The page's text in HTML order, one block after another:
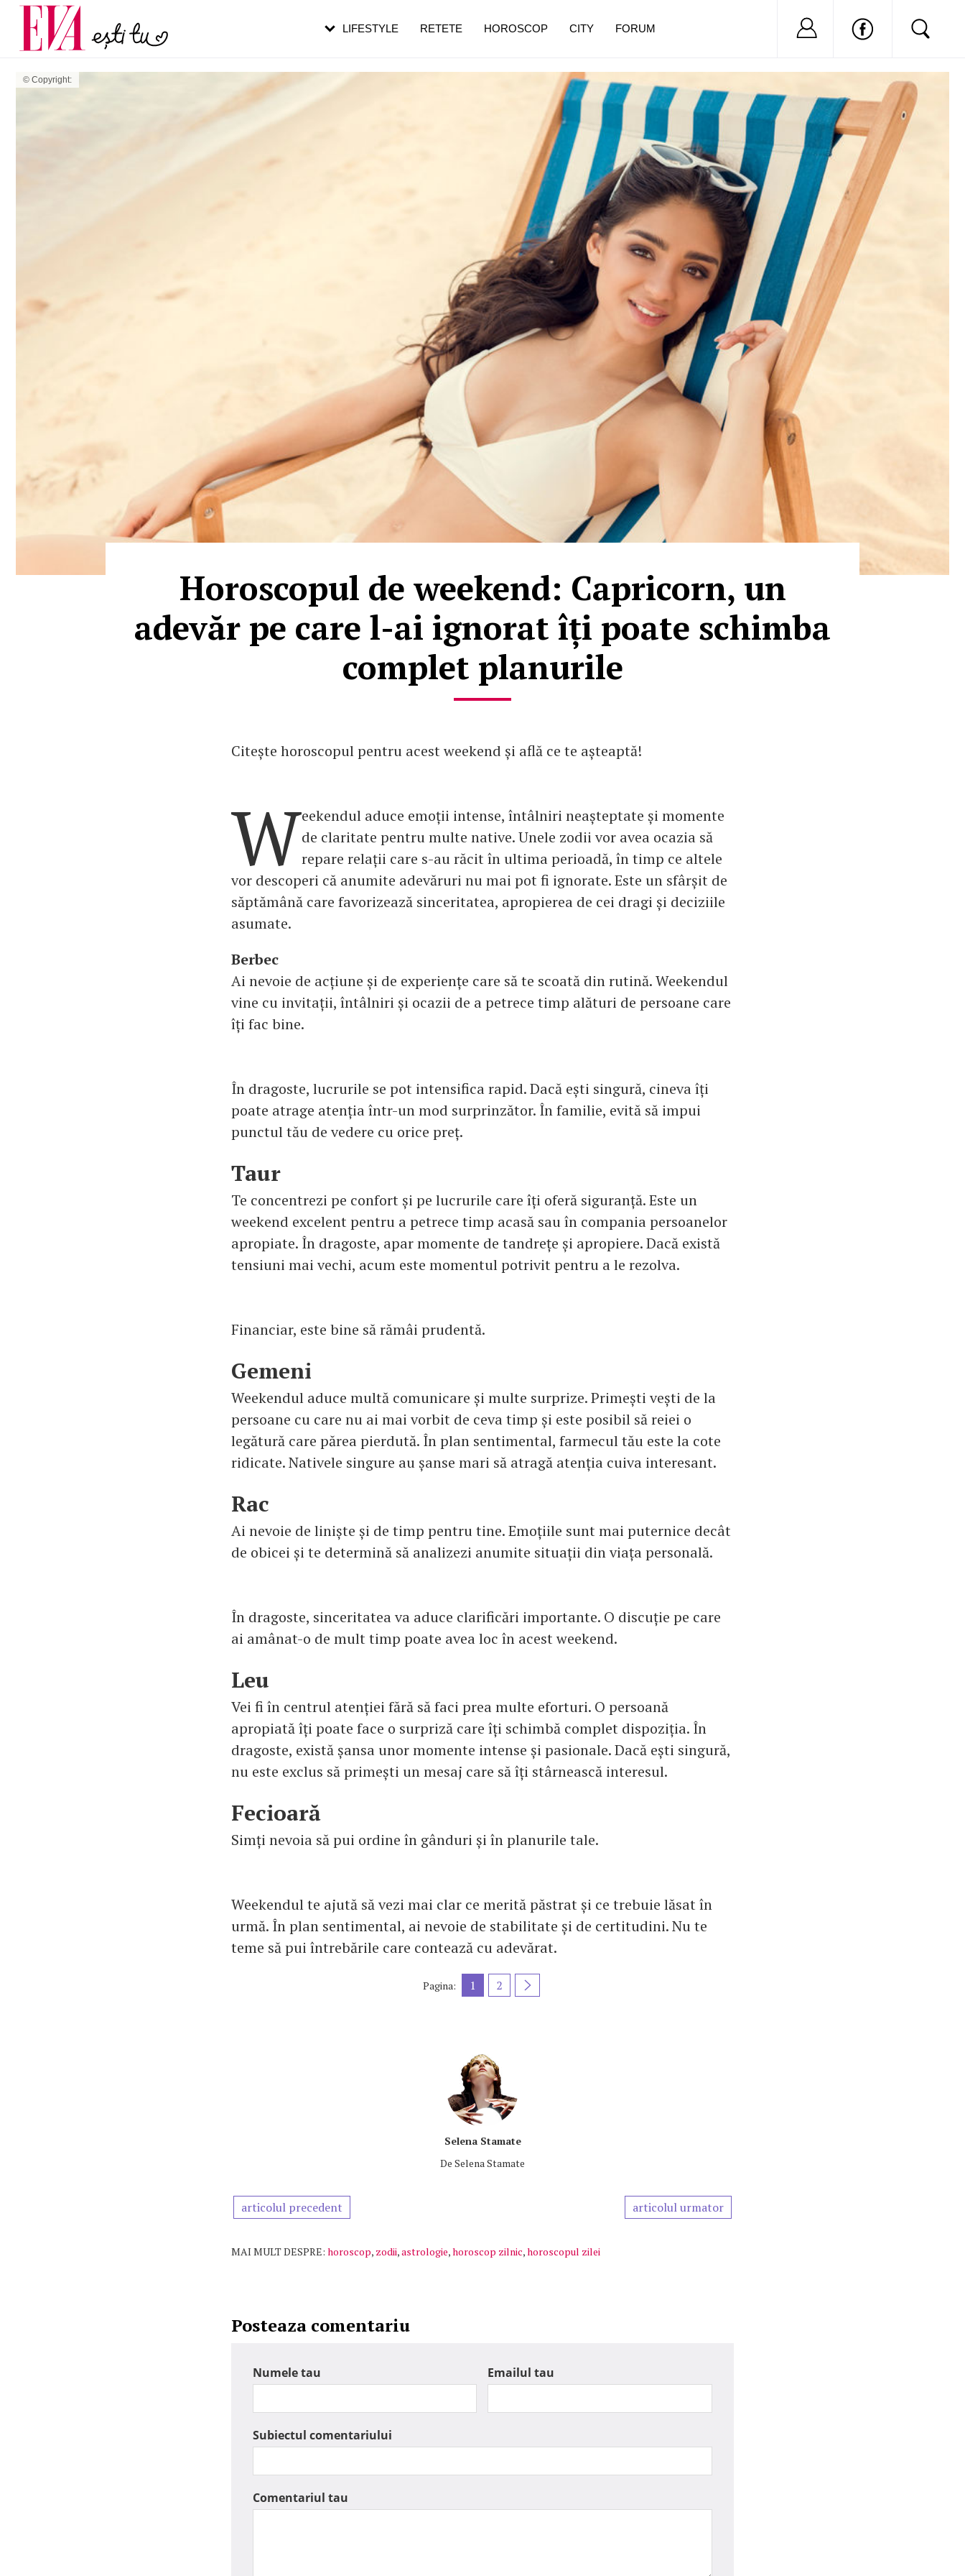
© Copyright:
Horoscopul de weekend: Capricorn, un
adevăr pe care l-ai ignorat îți poate schimba
complet planurile
Citește horoscopul pentru acest weekend și află ce te așteaptă!
Weekendul aduce emoții intense, întâlniri neașteptate și momente
de claritate pentru multe native. Unele zodii vor avea ocazia să
repare relații care s-au răcit în ultima perioadă, în timp ce altele
vor descoperi că anumite adevăruri nu mai pot fi ignorate. Este un sfârșit de
săptămână care favorizează sinceritatea, apropierea de cei dragi și deciziile
asumate.
Berbec
Ai nevoie de acțiune și de experiențe care să te scoată din rutină. Weekendul
vine cu invitații, întâlniri și ocazii de a petrece timp alături de persoane care
îți fac bine.
În dragoste, lucrurile se pot intensifica rapid. Dacă ești singură, cineva îți
poate atrage atenția într-un mod surprinzător. În familie, evită să impui
punctul tău de vedere cu orice preț.
Taur
Te concentrezi pe confort și pe lucrurile care îți oferă siguranță. Este un
weekend excelent pentru a petrece timp acasă sau în compania persoanelor
apropiate. În dragoste, apar momente de tandrețe și apropiere. Dacă există
tensiuni mai vechi, acum este momentul potrivit pentru a le rezolva.
Financiar, este bine să rămâi prudentă.
Gemeni
Weekendul aduce multă comunicare și multe surprize. Primești vești de la
persoane cu care nu ai mai vorbit de ceva timp și este posibil să reiei o
legătură care părea pierdută. În plan sentimental, farmecul tău este la cote
ridicate. Nativele singure au șanse mari să atragă atenția cuiva interesant.
Rac
Ai nevoie de liniște și de timp pentru tine. Emoțiile sunt mai puternice decât
de obicei și te determină să analizezi anumite situații din viața personală.
În dragoste, sinceritatea va aduce clarificări importante. O discuție pe care
ai amânat-o de mult timp poate avea loc în acest weekend.
Leu
Vei fi în centrul atenției fără să faci prea multe eforturi. O persoană
apropiată îți poate face o surpriză care îți schimbă complet dispoziția. În
dragoste, există șansa unor momente intense și pasionale. Dacă ești singură,
nu este exclus să primești un mesaj care să îți stârnească interesul.
Fecioară
Simți nevoia să pui ordine în gânduri și în planurile tale.
Weekendul te ajută să vezi mai clar ce merită păstrat și ce trebuie lăsat în
urmă. În plan sentimental, ai nevoie de stabilitate și de certitudini. Nu te
teme să pui întrebările care contează cu adevărat.
Pagina: 1 2
Selena Stamate
De Selena Stamate
articolul precedent articolul urmator
MAI MULT DESPRE: horoscop, zodii,astrologie,horoscop zilnic,horoscopul zilei
Posteaza comentariu
Numele tau Emailul tau
Subiectul comentariului
Comentariul tau
LIFESTYLE RETETE HOROSCOP CITY FORUM Nu ai cont?
Carieră
Actualitate
pe măsură ce înaintezi în vârstă